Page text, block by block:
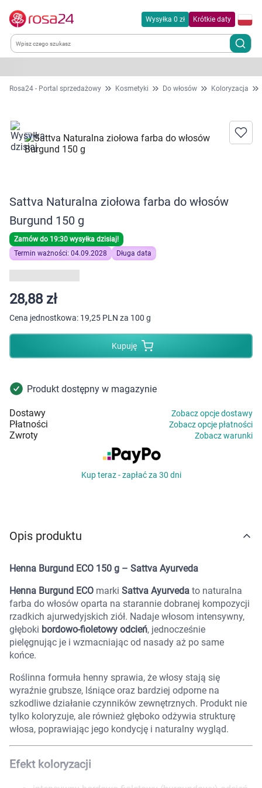
Korzystamy z plików cookies w celu
Wysyłka 0 zł Krótkie daty
Kategorie
Dla zwierząt
Zdrowie
Kobieta w ciąży i mama
Dziecko
Higiena
Kosmetyki
Mężczyzna
Zdrowy styl życia
Zabawki
Marki
Rosa24 - Portal sprzedażowy Kosmetyki Do włosów Koloryzacja
Sattva Naturalna ziołowa farba do włosów
Burgund 150 g
Zamów do 19:30 wysyłka dzisiaj!
Termin ważności: 04.09.2028
Długa data
28,88 zł
Cena jednostkowa: 19,25 PLN za 100 g
Kupuję
Produkt dostępny w magazynie
Dostawy Zobacz opcje dostawy
Płatności Zobacz opcje płatności
Zwroty Zobacz warunki
Kup teraz - zapłać za 30 dni
Opis produktu
Henna Burgund ECO 150 g – Sattva Ayurveda
Henna Burgund ECO marki Sattva Ayurveda to naturalna
farba do włosów oparta na starannie dobranej kompozycji
rzadkich ajurwedyjskich ziół. Nadaje włosom intensywny,
głęboki bordowo-fioletowy odcień, jednocześnie
pielęgnując je i wzmacniając od nasady aż po same
końce.
Roślinna formuła henny sprawia, że włosy stają się
wyraźnie grubsze, lśniące oraz bardziej odporne na
szkodliwe działanie czynników zewnętrznych. Produkt nie
tylko koloryzuje, ale również głęboko odżywia strukturę
włosa, poprawiając jego kondycję i naturalny wygląd.
Efekt koloryzacji